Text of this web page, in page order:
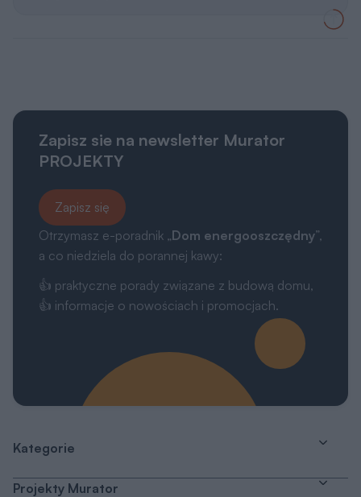
Zapisz sie na newsletter Murator
PROJEKTY
Zapisz się
Otrzymasz e-poradnik „Dom energooszczędny”,
a co niedziela do porannej kawy:
👍 praktyczne porady związane z budową domu,
👍 informacje o nowościach i promocjach.
Kategorie
Projekty Murator